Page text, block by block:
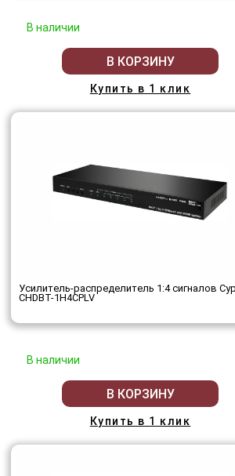
В наличии
В КОРЗИНУ
Купить в 1 клик
Усилитель-распределитель 1:4 сигналов
CHDBT-1H4CPLV
В наличии
В КОРЗИНУ
Купить в 1 клик